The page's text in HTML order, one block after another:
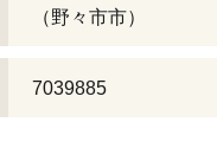
（野々市市）
7039885